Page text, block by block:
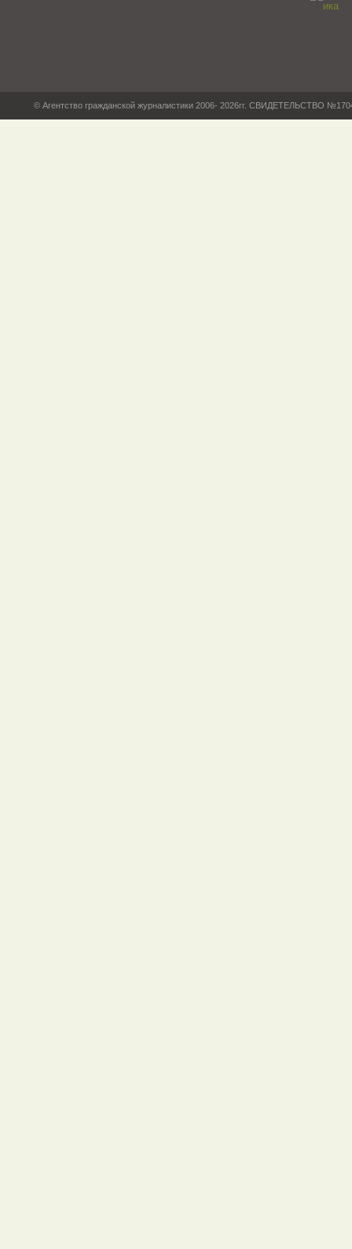
© Агентство гражданской журналистики 2006- 2026гг. СВИДЕТЕЛЬСТВО